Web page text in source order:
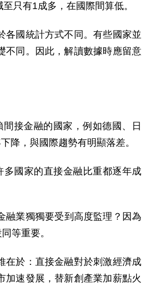
只有1成多，在國際間算低。
各國統計方式不同。有些國家並
不同。因此，解讀數據時應留意
接金融的國家，例如德國、日
降，與國際趨勢有明顯落差。
國家的直接金融比重都逐年成
融業獨獨要受到高度監理？因為
等重要。
在於：直接金融對於刺激經濟成
加速發展，替新創 產業加薪點火